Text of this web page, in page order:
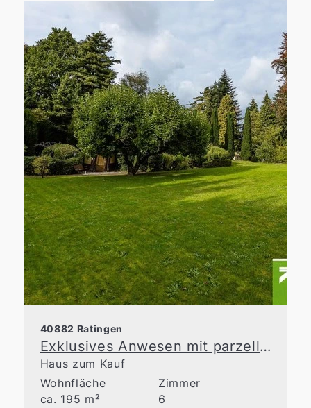
40882 Ratingen
Exklusives Anwesen mit parzellierbarem Bauland in Ratingen-Homberg
Haus zum Kauf
Wohnfläche
ca. 195 m²
Zimmer
6